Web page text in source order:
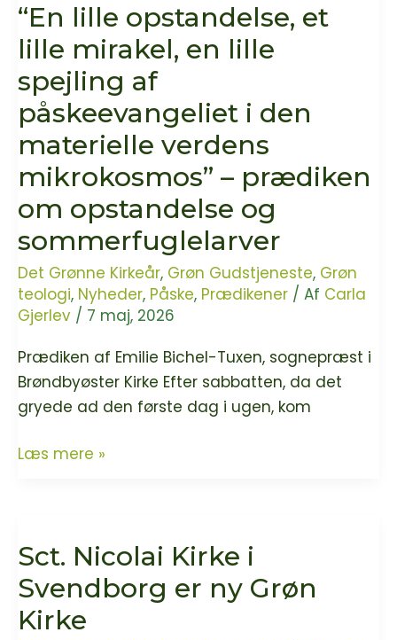
grøn
kirke!
“En lille opstandelse, et
lille mirakel, en lille
spejling af
påskeevangeliet i den
materielle verdens
mikrokosmos” – prædiken
om opstandelse og
sommerfuglelarver
Det Grønne Kirkeår, Grøn Gudstjeneste, Grøn
teologi, Nyheder, Påske, Prædikener / Af Carla
Gjerlev / 7 maj, 2026
Prædiken af Emilie Bichel-Tuxen, sognepræst i
Brøndbyøster Kirke Efter sabbatten, da det
gryede ad den første dag i ugen, kom
“En
lille
mirakel,
en
lille
Læs mere »
Sct. Nicolai Kirke i
Svendborg er ny Grøn
Kirke